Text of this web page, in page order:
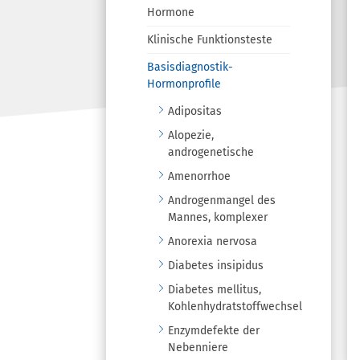
Hormone
Klinische Funktionsteste
Basisdiagnostik-
Hormonprofile
Adipositas
Alopezie,
androgenetische
Amenorrhoe
Androgenmangel des
Mannes, komplexer
Anorexia nervosa
Diabetes insipidus
Diabetes mellitus,
Kohlenhydratstoffwechsel
Enzymdefekte der
Nebenniere